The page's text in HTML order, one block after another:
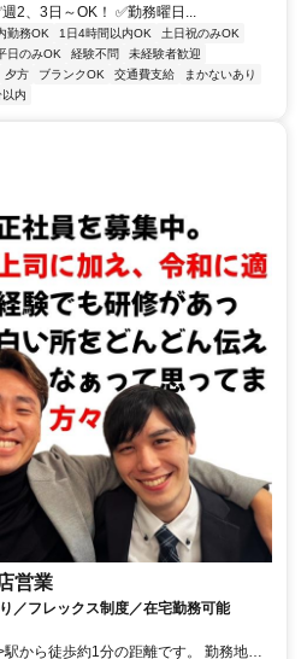
2、3日～OK！ ✅勤務曜日...
勤務OK 1日4時間以内OK
土日祝のみOK
日のみOK 経験不問
未経験者歓迎
夕方 ブランクOK 交通費支給
まかないあり
内
営業
／フレックス制度／在宅勤務可能